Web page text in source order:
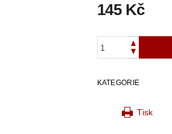
145 Kč
KATEGORIE
Tisk